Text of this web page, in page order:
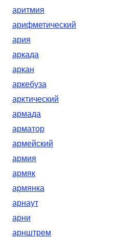
аритмия
арифметический
ария
аркада
аркан
аркебуза
арктический
армада
арматор
армейский
армия
армяк
армянка
арнаут
арни
арнштрем